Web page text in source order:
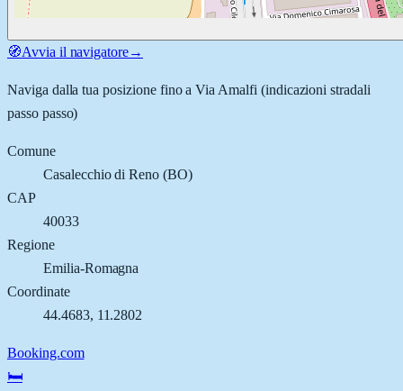
🧭Avvia il navigatore→
Naviga dalla tua posizione fino aVia Amalfi (indicazioni stradali
passo passo)
Comune
Casalecchio di Reno (BO)
CAP
40033
Regione
Emilia-Romagna
Coordinate
44.4683, 11.2802
Booking.com
🛏️